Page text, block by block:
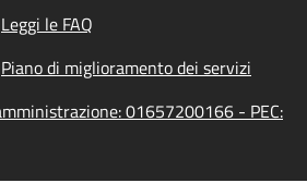
Leggi le FAQ
Piano di miglioramento dei servizi
01657200166 - PEC: